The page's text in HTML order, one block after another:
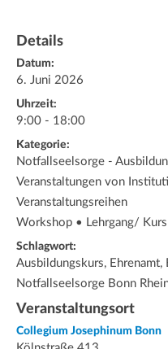
Details
Datum:
6. Juni 2026
Uhrzeit:
9:00 - 18:00
Kategorie:
Notfallseelsorge -
Veranstaltungen von
Veranstaltungsreihen
Workshop • Lehrgang/ Kurs
Schlagwort:
Ausbildungskurs,
Notfallseelsorge Bonn
Veranstaltungsort
Collegium Josephinum Bonn